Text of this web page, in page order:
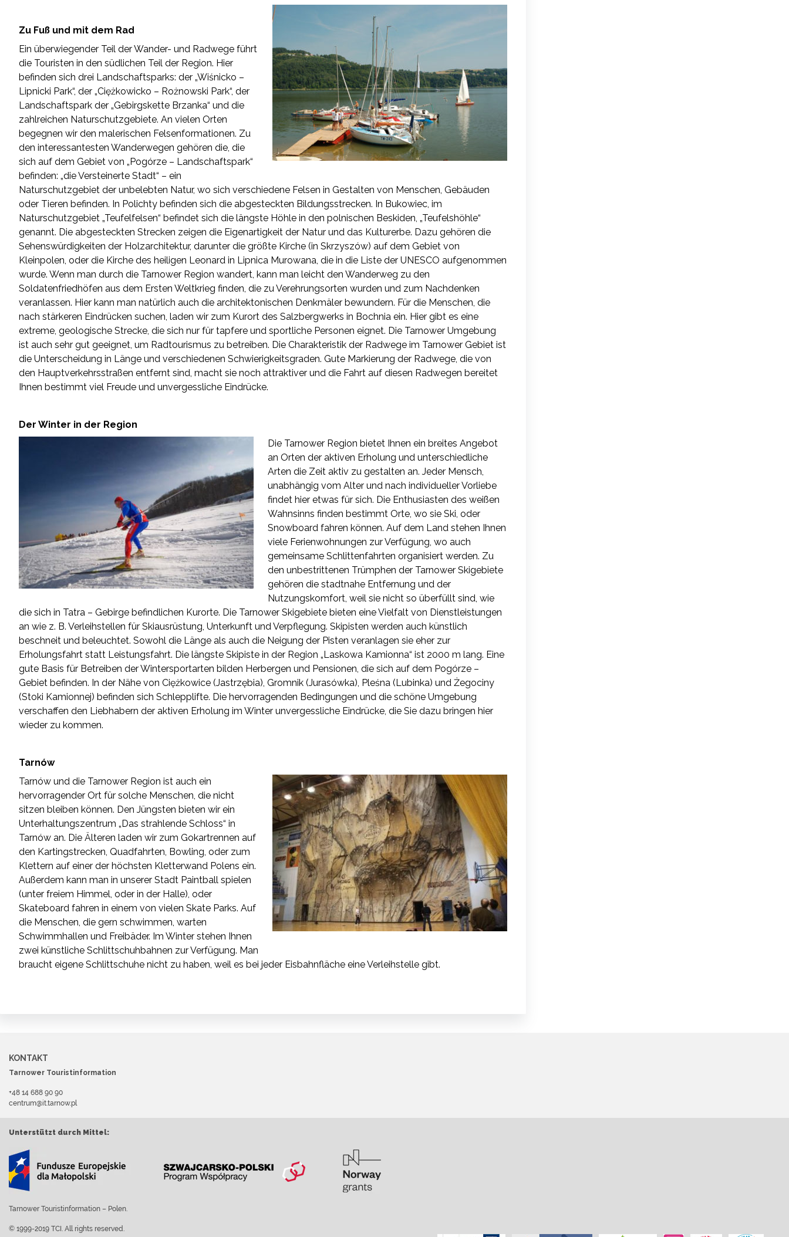
Zu Fuß und mit dem Rad
Ein überwiegender Teil der Wander- und Radwege führt
die Touristen in den südlichen Teil der Region. Hier
befinden sich drei Landschaftsparks: der „Wiśnicko –
Lipnicki Park“, der „Ciężkowicko – Rożnowski Park“, der
Landschaftspark der „Gebirgskette Brzanka“ und die
zahlreichen Naturschutzgebiete. An vielen Orten
begegnen wir den malerischen Felsenformationen. Zu
den interessantesten Wanderwegen gehören die, die
sich auf dem Gebiet von „Pogórze – Landschaftspark“
befinden: „die Versteinerte Stadt“ – ein
Naturschutzgebiet der unbelebten Natur, wo sich verschiedene Felsen in Gestalten von Menschen, Gebäuden
oder Tieren befinden. In Polichty befinden sich die abgesteckten Bildungsstrecken. In Bukowiec, im
Naturschutzgebiet „Teufelfelsen“ befindet sich die längste Höhle in den polnischen Beskiden, „Teufelshöhle“
genannt. Die abgesteckten Strecken zeigen die Eigenartigkeit der Natur und das Kulturerbe. Dazu gehören die
Sehenswürdigkeiten der Holzarchitektur, darunter die größte Kirche (in Skrzyszów) auf dem Gebiet von
Kleinpolen, oder die Kirche des heiligen Leonard in Lipnica Murowana, die in die Liste der UNESCO aufgenommen
wurde. Wenn man durch die Tarnower Region wandert, kann man leicht den Wanderweg zu den
Soldatenfriedhöfen aus dem Ersten Weltkrieg finden, die zu Verehrungsorten wurden und zum Nachdenken
veranlassen. Hier kann man natürlich auch die architektonischen Denkmäler bewundern. Für die Menschen, die
nach stärkeren Eindrücken suchen, laden wir zum Kurort des Salzbergwerks in Bochnia ein. Hier gibt es eine
extreme, geologische Strecke, die sich nur für tapfere und sportliche Personen eignet. Die Tarnower Umgebung
ist auch sehr gut geeignet, um Radtourismus zu betreiben. Die Charakteristik der Radwege im Tarnower Gebiet ist
die Unterscheidung in Länge und verschiedenen Schwierigkeitsgraden. Gute Markierung der Radwege, die von
den Hauptverkehrsstraßen entfernt sind, macht sie noch attraktiver und die Fahrt auf diesen Radwegen bereitet
Ihnen bestimmt viel Freude und unvergessliche Eindrücke.
Der Winter in der Region
Die Tarnower Region bietet Ihnen ein breites Angebot
an Orten der aktiven Erholung und unterschiedliche
Arten die Zeit aktiv zu gestalten an. Jeder Mensch,
unabhängig vom Alter und nach individueller Vorliebe
findet hier etwas für sich. Die Enthusiasten des weißen
Wahnsinns finden bestimmt Orte, wo sie Ski, oder
Snowboard fahren können. Auf dem Land stehen Ihnen
viele Ferienwohnungen zur Verfügung, wo auch
gemeinsame Schlittenfahrten organisiert werden. Zu
den unbestrittenen Trümphen der Tarnower Skigebiete
gehören die stadtnahe Entfernung und der
Nutzungskomfort, weil sie nicht so überfüllt sind, wie
die sich in Tatra – Gebirge befindlichen Kurorte. Die Tarnower Skigebiete bieten eine Vielfalt von Dienstleistungen
an wie z. B. Verleihstellen für Skiausrüstung, Unterkunft und Verpflegung. Skipisten werden auch künstlich
beschneit und beleuchtet. Sowohl die Länge als auch die Neigung der Pisten veranlagen sie eher zur
Erholungsfahrt statt Leistungsfahrt. Die längste Skipiste in der Region „Laskowa Kamionna“ ist 2000 m lang. Eine
gute Basis für Betreiben der Wintersportarten bilden Herbergen und Pensionen, die sich auf dem Pogórze –
Gebiet befinden. In der Nähe von Ciężkowice (Jastrzębia), Gromnik (Jurasówka), Pleśna (Lubinka) und Żegociny
(Stoki Kamionnej) befinden sich Schlepplifte. Die hervorragenden Bedingungen und die schöne Umgebung
verschaffen den Liebhabern der aktiven Erholung im Winter unvergessliche Eindrücke, die Sie dazu bringen hier
wieder zu kommen.
Tarnów
Tarnów und die Tarnower Region ist auch ein
hervorragender Ort für solche Menschen, die nicht
sitzen bleiben können. Den Jüngsten bieten wir ein
Unterhaltungszentrum „Das strahlende Schloss“ in
Tarnów an. Die Älteren laden wir zum Gokartrennen auf
den Kartingstrecken, Quadfahrten, Bowling, oder zum
Klettern auf einer der höchsten Kletterwand Polens ein.
Außerdem kann man in unserer Stadt Paintball spielen
(unter freiem Himmel, oder in der Halle), oder
Skateboard fahren in einem von vielen Skate Parks. Auf
die Menschen, die gern schwimmen, warten
Schwimmhallen und Freibäder. Im Winter stehen Ihnen
zwei künstliche Schlittschuhbahnen zur Verfügung. Man
braucht eigene Schlittschuhe nicht zu haben, weil es bei jeder Eisbahnfläche eine Verleihstelle gibt.
KONTAKT
Tarnower Touristinformation
+48 14 688 90 90
centrum@it.tarnow.pl
Unterstützt durch Mittel:
Tarnower Touristinformation – Polen.
© 1999-2019 TCI. All rights reserved.